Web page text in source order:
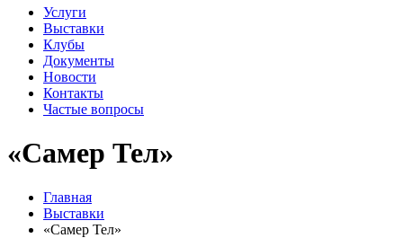
Услуги
Выставки
Клубы
Документы
Новости
Контакты
Частые вопросы
«Самер Тел»
Главная
Выставки
«Самер Тел»